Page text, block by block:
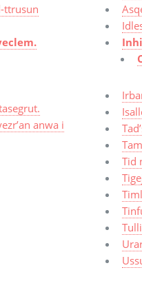
ttrusun
anwa i
Tid